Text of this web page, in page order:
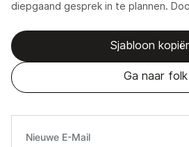
Nieuwe E-Mail
diepgaand gesprek in te plannen.
Sjabloon
Ga naar folk